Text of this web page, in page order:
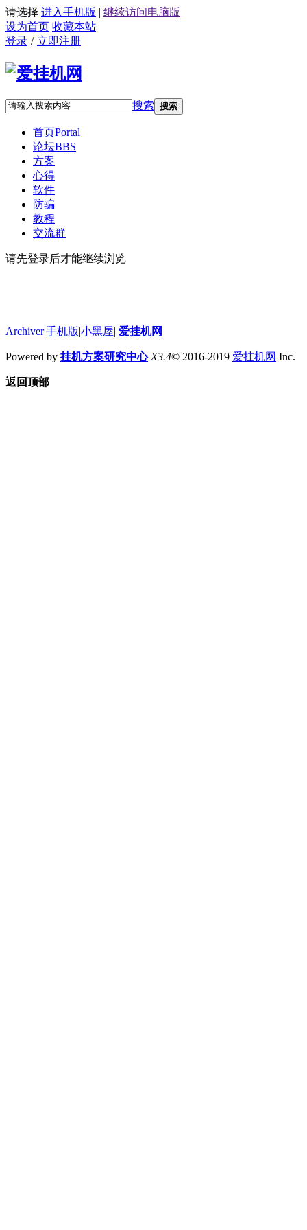
请选择 进入手机版 | 继续访问电脑版
设为首页 收藏本站
登录 / 立即注册
搜索 搜索
首页Portal
论坛BBS
方案
心得
软件
防骗
教程
交流群
请先登录后才能继续浏览
Archiver|手机版|小黑屋| 爱挂机网
Powered by 挂机方案研究中心 X3.4© 2016-2019 爱挂机网 Inc.
返回顶部